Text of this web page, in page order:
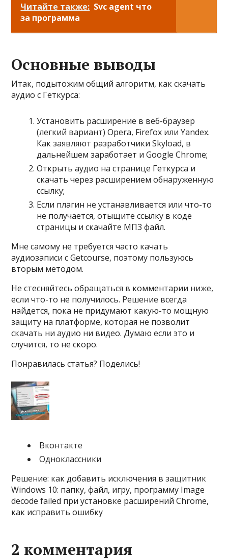
Читайте также: Svc agent что
за программа
Основные выводы
Итак, подытожим общий алгоритм, как скачать
аудио с Геткурса:
Установить расширение в веб-браузер
(легкий вариант) Opera, Firefox или Yandex.
Как заявляют разработчики Skyload, в
дальнейшем заработает и Google Chrome;
Открыть аудио на странице Геткурса и
скачать через расширением обнаруженную
ссылку;
Если плагин не устанавливается или что-то
не получается, отыщите ссылку в коде
страницы и скачайте МП3 файл.
Мне самому не требуется часто качать
аудиозаписи с Getcourse, поэтому пользуюсь
вторым методом.
Не стесняйтесь обращаться в комментарии ниже,
если что-то не получилось. Решение всегда
найдется, пока не придумают какую-то мощную
защиту на платформе, которая не позволит
скачать ни аудио ни видео. Думаю если это и
случится, то не скоро.
Понравилась статья? Поделись!
Вконтакте
Одноклассники
Решение: как добавить исключения в защитник
Windows 10: папку, файл, игру, программу Image
decode failed при установке расширений Chrome,
как исправить ошибку
2 комментария